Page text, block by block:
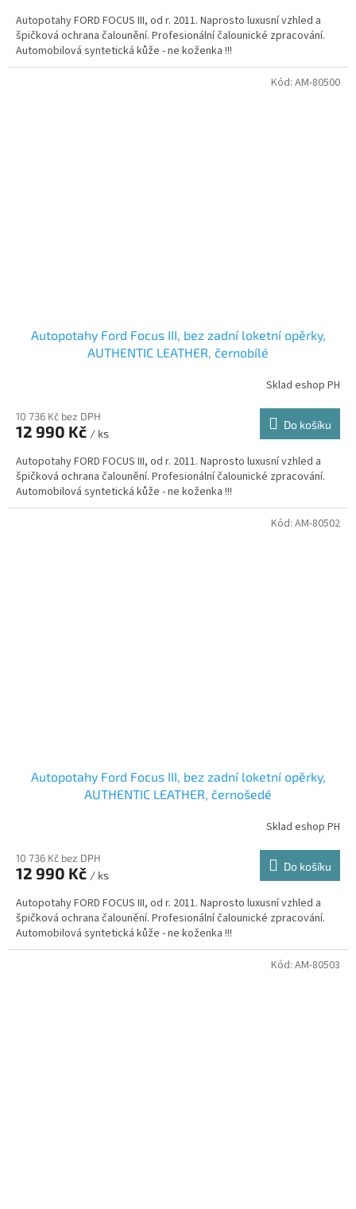
Autopotahy FORD FOCUS III, od r. 2011. Naprosto luxusní vzhled a
špičková ochrana čalounění. Profesionální čalounické zpracování.
Automobilová syntetická kůže - ne koženka !!!
Autopotahy Ford Focus III, bez zadní loketní opěrky,
AUTHENTIC LEATHER, černobílé
Sklad eshop PH
10 736 Kč bez DPH
12 990 Kč / ks
Do košíku
Autopotahy FORD FOCUS III, od r. 2011. Naprosto luxusní vzhled a
špičková ochrana čalounění. Profesionální čalounické zpracování.
Automobilová syntetická kůže - ne koženka !!!
Kód: AM-80500
Autopotahy Ford Focus III, bez zadní loketní opěrky,
AUTHENTIC LEATHER, černošedé
Sklad eshop PH
10 736 Kč bez DPH
12 990 Kč / ks
Do košíku
Autopotahy FORD FOCUS III, od r. 2011. Naprosto luxusní vzhled a
špičková ochrana čalounění. Profesionální čalounické zpracování.
Automobilová syntetická kůže - ne koženka !!!
Kód: AM-80502
Kód: AM-80503